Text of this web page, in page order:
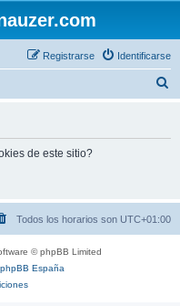
Identificarse
Registrarse
de este sitio?
Todos los horarios son UTC+01:00
© phpBB Limited
phpBB España